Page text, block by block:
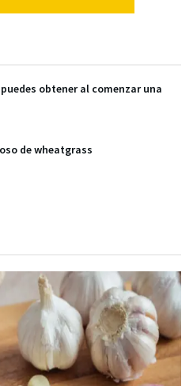
obtener al comenzar una
de wheatgrass